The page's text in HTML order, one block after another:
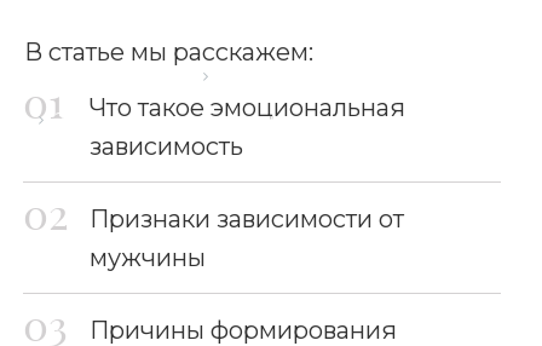
Зависимость от мужчины
В статье мы расскажем:
Что такое эмоциональная
зависимость
Признаки зависимости от
мужчины
Причины формирования